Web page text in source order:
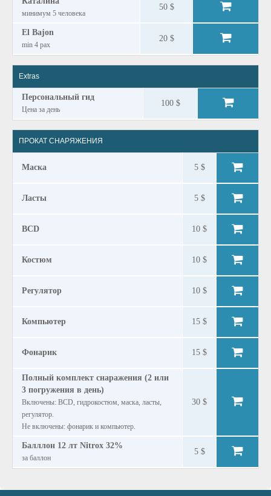
минимум 5 человека
50 $
El Bajon
min 4 pax
20 $
Extras
Персональный гид
Цена за день
100 $
ПРОКАТ СНАРЯЖЕНИЯ
Маска 5 $
Ласты 5 $
BCD 10 $
Костюм 10 $
Регулятор 10 $
Компьютер 15 $
Фонарик 15 $
Полный комплект снаражения (2 или
3 погружения в день)
Включены: BCD, гидрокостюм, маска, ласты,
регулятор.
Не включены: фонарик и компьютер.
30 $
Балллон 12 лт Nitrox 32%
за баллон
5 $